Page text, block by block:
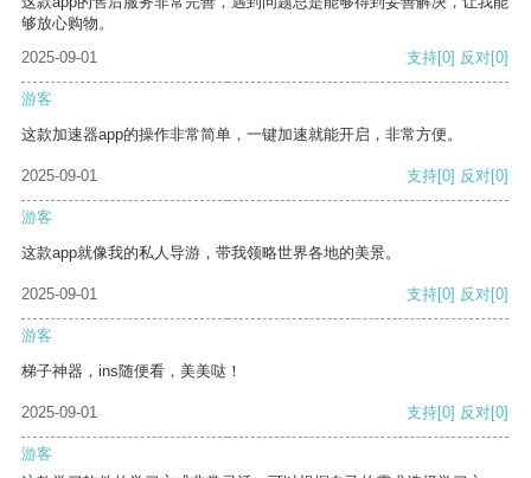
够放心购物。
2025-09-01
支持[0] 反对[0]
游客
这款加速器app的操作非常简单，一键加速就能开启，非常方便。
2025-09-01 支持[0] 反对[0]
游客
这款app就像我的私人导游，带我领略世界各地的美景。
2025-09-01 支持[0] 反对[0]
游客
梯子神器，ins随便看，美美哒！
2025-09-01 支持[0] 反对[0]
游客